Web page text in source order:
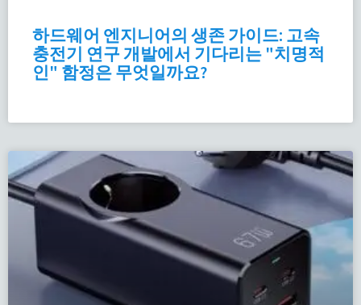
하드웨어 엔지니어의 생존 가이드: 고속
충전기 연구 개발에서 기다리는 "치명적
인" 함정은 무엇일까요?